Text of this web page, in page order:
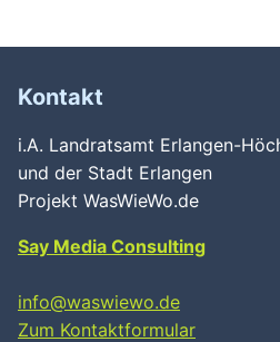
Kontakt
i.A. Landratsamt Erlangen-
und der Stadt Erlangen
Projekt WasWieWo.de
Say Media Consulting
info@waswiewo.de
Zum Kontaktformular